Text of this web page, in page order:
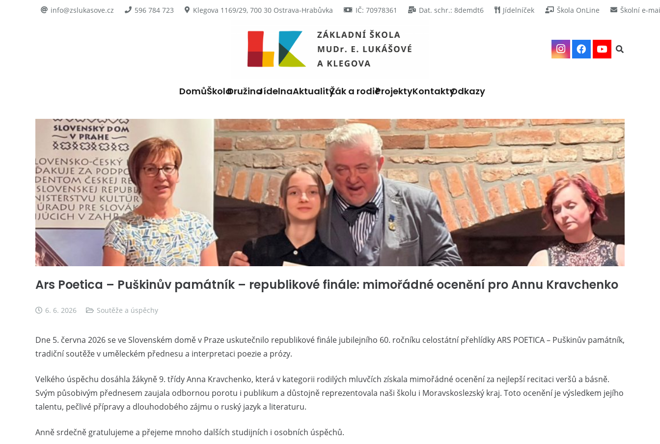
info@zslukasove.cz 596 784 723 Klegova 1169/29, 700 30 Ostrava-Hrabůvka IČ: 70978361 Dat. schr.: 8demdt6 Jídelníček Škola OnLine Školní e-
DomůŠkolaDružinaJídelnaAktualityŽák a rodičProjektyKontaktyOdkazy
Ars Poetica – Puškinův památník – republikové finále: mimořádné ocenění pro Annu Kravchenko
6. 6. 2026 Soutěže a úspěchy
Dne 5. června 2026 se ve Slovenském domě v Praze uskutečnilo republikové finále jubilejního 60. ročníku celostátní přehlídky ARS POETICA – Puškinův památník,
tradiční soutěže v uměleckém přednesu a interpretaci poezie a prózy.
Velkého úspěchu dosáhla žákyně 9. třídy Anna Kravchenko, která v kategorii rodilých mluvčích získala mimořádné ocenění za nejlepší recitaci veršů a básně.
Svým působivým přednesem zaujala odbornou porotu i publikum a důstojně reprezentovala naši školu i Moravskoslezský kraj. Toto ocenění je výsledkem jejího
talentu, pečlivé přípravy a dlouhodobého zájmu o ruský jazyk a literaturu.
Anně srdečně gratulujeme a přejeme mnoho dalších studijních i osobních úspěchů.